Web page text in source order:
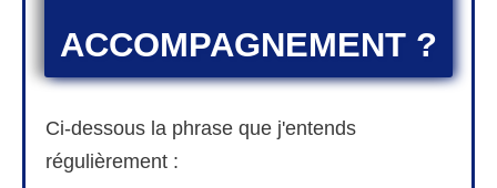
ACCOMPAGNEMENT ?
Ci-dessous la phrase que j'entends
régulièrement :